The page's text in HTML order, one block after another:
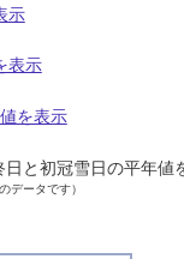
示
表示
を表示
日と初冠雪日の平年値
データです）